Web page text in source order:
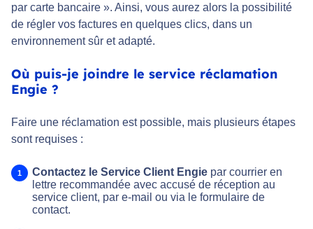
par carte bancaire ». Ainsi, vous aurez alors la possibilité
de régler vos factures en quelques clics, dans un
environnement sûr et adapté.
Où puis-je joindre le service réclamation
Engie ?
Faire une réclamation est possible, mais plusieurs étapes
sont requises :
Contactez le Service Client Engie par courrier en
lettre recommandée avec accusé de réception au
service client, par e-mail ou via le formulaire de
contact.